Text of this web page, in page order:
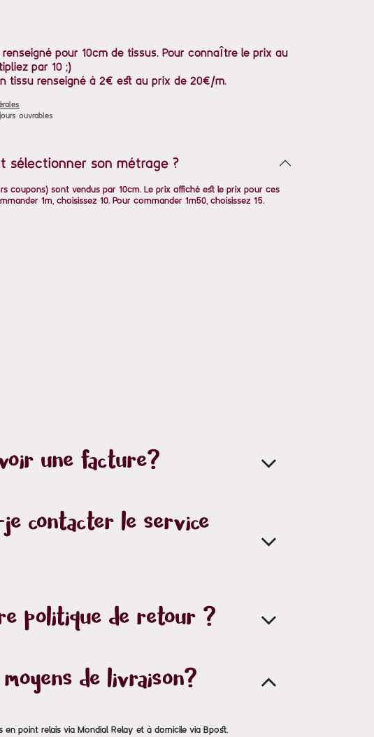
pour 10cm de tissus. Pour connaître le prix au
par 10 ;)
tissu renseigné à 2€ est au prix de 20€/m.
ouvrables
sélectionner son métrage ?
coupons) sont vendus par 10cm. Le prix affiché est le prix pour ces
1m, choisissez 10. Pour commander 1m50, choisissez 15.
une facture?
contacter le service
politique de retour ?
de livraison?
en point relais via Mondial Relay et à domicile via Bpost.